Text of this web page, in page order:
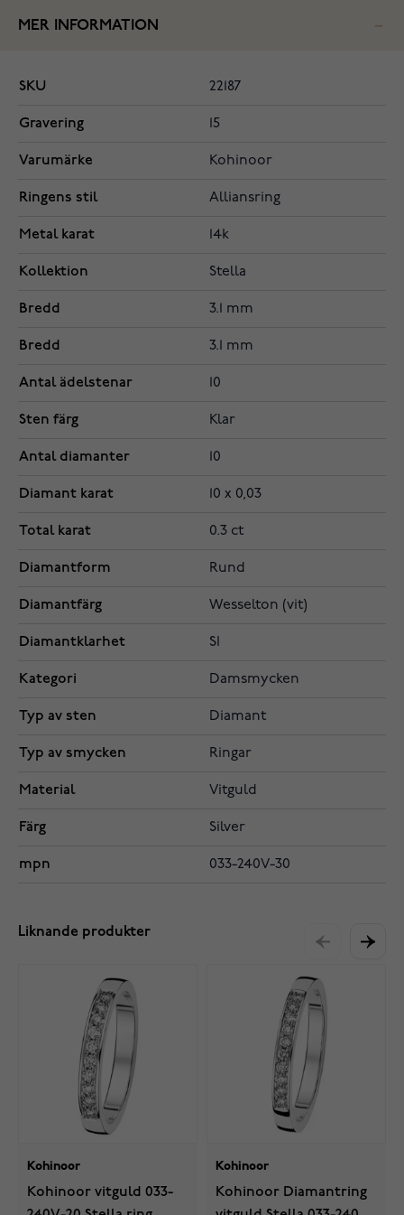
MER INFORMATION
SKU 22187
Gravering 15
Varumärke Kohinoor
Ringens stil Alliansring
Metal karat 14k
Kollektion Stella
Bredd 3.1 mm
Bredd 3.1 mm
Antal ädelstenar 10
Sten färg Klar
Antal diamanter 10
Diamant karat 10 x 0,03
Total karat 0.3 ct
Diamantform Rund
Diamantfärg Wesselton (vit)
Diamantklarhet SI
Kategori Damsmycken
Typ av sten Diamant
Typ av smycken Ringar
Material Vitguld
Färg Silver
mpn 033-240V-30
Liknande produkter
Kohinoor
Kohinoor vitguld 033-
Kohinoor
Kohinoor Diamantring